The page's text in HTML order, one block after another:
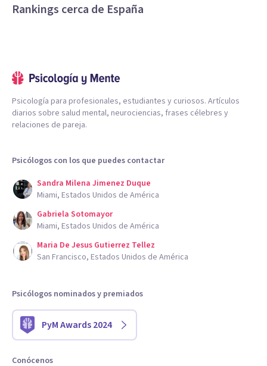
Rankings cerca de España
Psicología para profesionales, estudiantes y curiosos. Artículos
diarios sobre salud mental, neurociencias, frases célebres y
relaciones de pareja.
Psicólogos con los que puedes contactar
Sandra Milena Jimenez Duque
Miami, Estados Unidos de América
Gabriela Sotomayor
Miami, Estados Unidos de América
Maria De Jesus Gutierrez Tellez
San Francisco, Estados Unidos de América
Psicólogos nominados y premiados
PyM Awards 2024
Conócenos